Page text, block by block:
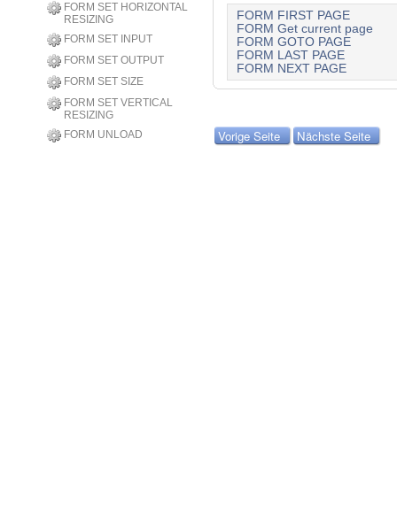
FORM SET HORIZONTAL
RESIZING
FORM SET INPUT
FORM SET OUTPUT
FORM SET SIZE
FORM SET VERTICAL
RESIZING
FORM UNLOAD
FORM FIRST PAGE
FORM Get current page
FORM GOTO PAGE
FORM LAST PAGE
FORM NEXT PAGE
Vorige Seite Nächste Seite